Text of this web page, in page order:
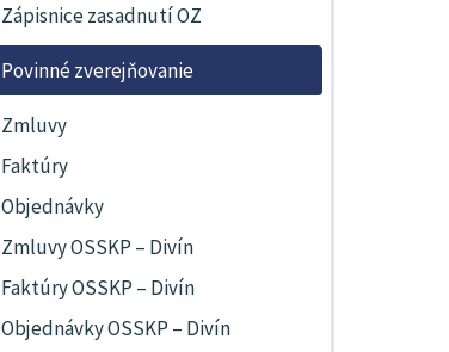
Zápisnice zasadnutí OZ
Povinné zverejňovanie
Zmluvy
Faktúry
Objednávky
Zmluvy OSSKP – Divín
Faktúry OSSKP – Divín
Objednávky OSSKP – Divín